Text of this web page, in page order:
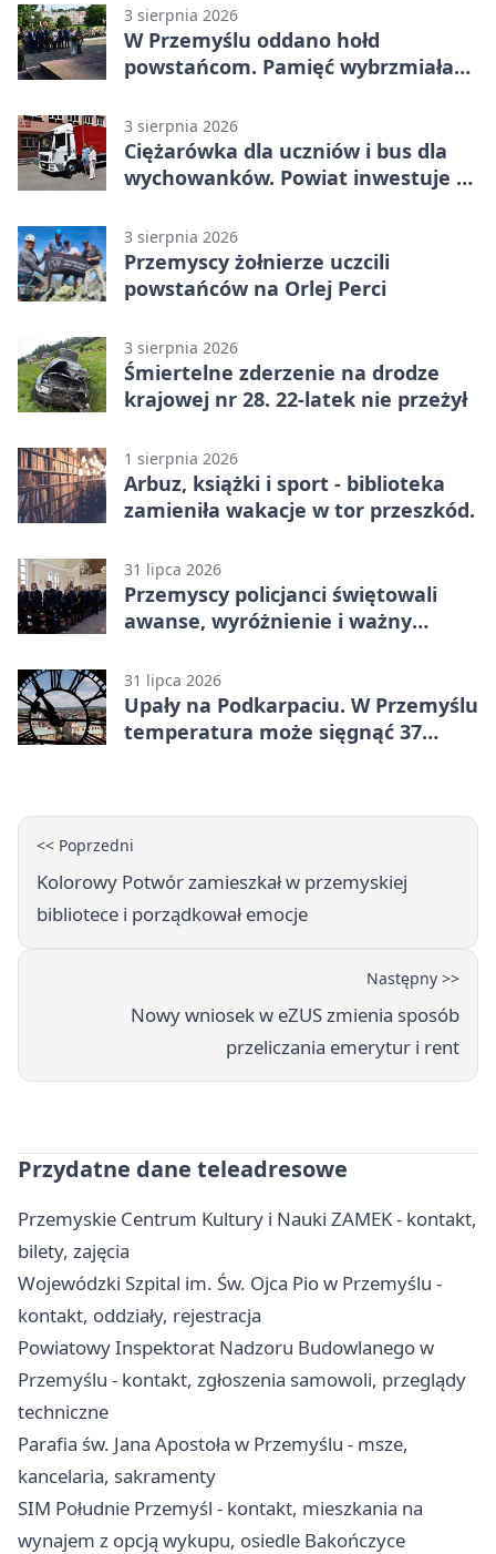
3 sierpnia 2026
W Przemyślu oddano hołd
powstańcom. Pamięć wybrzmiała
3 sierpnia 2026
Ciężarówka dla uczniów i bus dla
wychowanków. Powiat inwestuje w
3 sierpnia 2026
Przemyscy żołnierze uczcili
powstańców na Orlej Perci
3 sierpnia 2026
Śmiertelne zderzenie na drodze
krajowej nr 28. 22-latek nie przeżył
1 sierpnia 2026
Arbuz, książki i sport - biblioteka
zamieniła wakacje w tor przeszkód.
31 lipca 2026
Przemyscy policjanci świętowali
awanse, wyróżnienie i ważny
31 lipca 2026
Upały na Podkarpaciu. W Przemyślu
temperatura może sięgnąć 37
<< Poprzedni
Kolorowy Potwór zamieszkał w przemyskiej
bibliotece i porządkował emocje
Następny >>
Nowy wniosek w eZUS zmienia sposób
przeliczania emerytur i rent
Przydatne dane teleadresowe
Przemyskie Centrum Kultury i Nauki ZAMEK - kontakt,
bilety, zajęcia
Wojewódzki Szpital im. Św. Ojca Pio w Przemyślu -
kontakt, oddziały, rejestracja
Powiatowy Inspektorat Nadzoru Budowlanego w
Przemyślu - kontakt, zgłoszenia samowoli, przeglądy
techniczne
Parafia św. Jana Apostoła w Przemyślu - msze,
kancelaria, sakramenty
SIM Południe Przemyśl - kontakt, mieszkania na
wynajem z opcją wykupu, osiedle Bakończyce